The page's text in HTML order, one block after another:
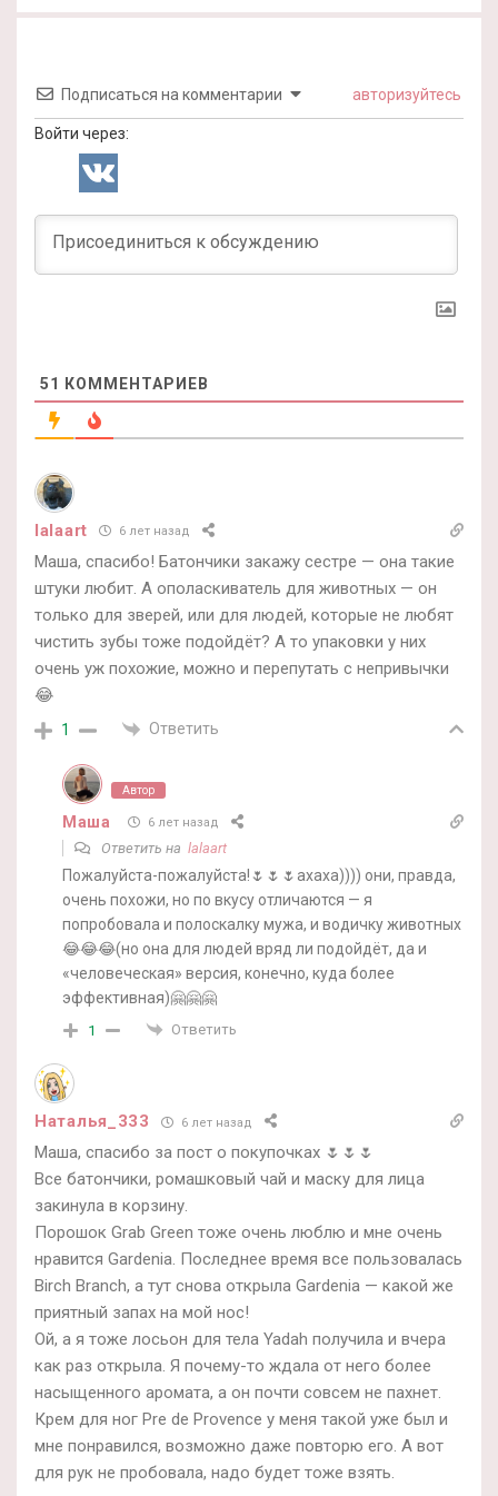
Подписаться на комментарии авторизуйтесь
Войти через:
51 КОММЕНТАРИЕВ
lalaart 6 лет назад
Маша, спасибо! Батончики закажу сестре — она такие
штуки любит. А ополаскиватель для животных — он
только для зверей, или для людей, которые не любят
чистить зубы тоже подойдёт? А то упаковки у них
очень уж похожие, можно и перепутать с непривычки
😂
1 Ответить
Автор
Маша 6 лет назад
Ответить на lalaart
Пожалуйста-пожалуйста!🌷🌷🌷ахаха)))) они, правда,
очень похожи, но по вкусу отличаются — я
попробовала и полоскалку мужа, и водичку животных
😂😂😂(но она для людей вряд ли подойдёт, да и
«человеческая» версия, конечно, куда более
эффективная)🤗🤗🤗
1 Ответить
Наталья_333 6 лет назад
Маша, спасибо за пост о покупочках 🌷🌷🌷
Все батончики, ромашковый чай и маску для лица
закинула в корзину.
Порошок Grab Green тоже очень люблю и мне очень
нравится Gardenia. Последнее время все пользовалась
Birch Branch, а тут снова открыла Gardenia — какой же
приятный запах на мой нос!
Ой, а я тоже лосьон для тела Yadah получила и вчера
как раз открыла. Я почему-то ждала от него более
насыщенного аромата, а он почти совсем не пахнет.
Крем для ног Pre de Provence у меня такой уже был и
мне понравился, возможно даже повторю его. А вот
для рук не пробовала, надо будет тоже взять.